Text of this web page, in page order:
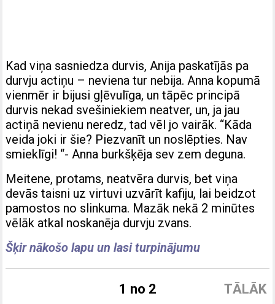
Kad viņa sasniedza durvis, Anija paskatījās pa
durvju actiņu – neviena tur nebija. Anna kopumā
vienmēr ir bijusi gļēvulīga, un tāpēc principā
durvis nekad svešiniekiem neatver, un, ja jau
actiņā nevienu neredz, tad vēl jo vairāk. “Kāda
veida joki ir šie? Piezvanīt un noslēpties. Nav
smieklīgi! “- Anna burkšķēja sev zem deguna.
Meitene, protams, neatvēra durvis, bet viņa
devās taisni uz virtuvi uzvārīt kafiju, lai beidzot
pamostos no slinkuma. Mazāk nekā 2 minūtes
vēlāk atkal noskanēja durvju zvans.
Šķir nākošo lapu un lasi turpinājumu
TĀLĀK
1 no 2